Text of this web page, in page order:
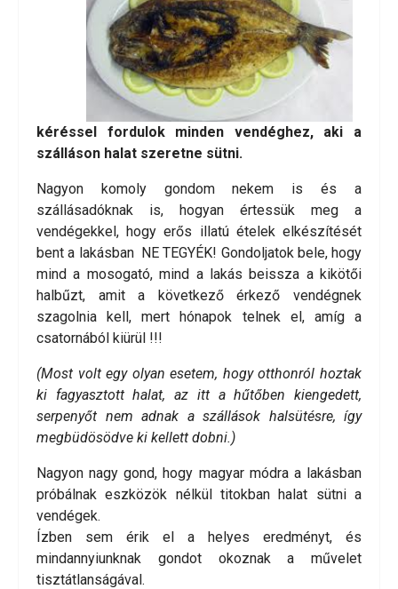
kéréssel fordulok minden vendéghez, aki a
szálláson halat szeretne sütni.
Nagyon komoly gondom nekem is és a
szállásadóknak is, hogyan értessük meg a
vendégekkel, hogy erős illatú ételek elkészítését
bent a lakásban NE TEGYÉK! Gondoljatok bele, hogy
mind a mosogató, mind a lakás beissza a kikötői
halbűzt, amit a következő érkező vendégnek
szagolnia kell, mert hónapok telnek el, amíg a
csatornából kiürül !!!
(Most volt egy olyan esetem, hogy otthonról hoztak
ki fagyasztott halat, az itt a hűtőben kiengedett,
serpenyőt nem adnak a szállások halsütésre, így
megbüdösödve ki kellett dobni.)
Nagyon nagy gond, hogy magyar módra a lakásban
próbálnak eszközök nélkül titokban halat sütni a
vendégek.
Ízben sem érik el a helyes eredményt, és
mindannyiunknak gondot okoznak a művelet
tisztátlanságával.